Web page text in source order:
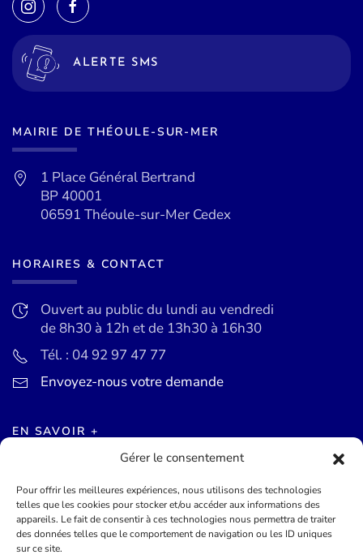
Gérer le consentement
Pour offrir les meilleures expériences, nous utilisons des technologies
telles que les cookies pour stocker et/ou accéder aux informations des
appareils. Le fait de consentir à ces technologies nous permettra de traiter
des données telles que le comportement de navigation ou les ID uniques
sur ce site.
ALERTE SMS
MAIRIE DE THÉOULE-SUR-MER
1 Place Général Bertrand
BP 40001
06591 Théoule-sur-Mer Cedex
HORAIRES & CONTACT
Ouvert au public du lundi au vendredi
de 8h30 à 12h et de 13h30 à 16h30
Tél. : 04 92 97 47 77
Envoyez-nous votre demande
EN SAVOIR +
Agenda des événements
Mentions légales